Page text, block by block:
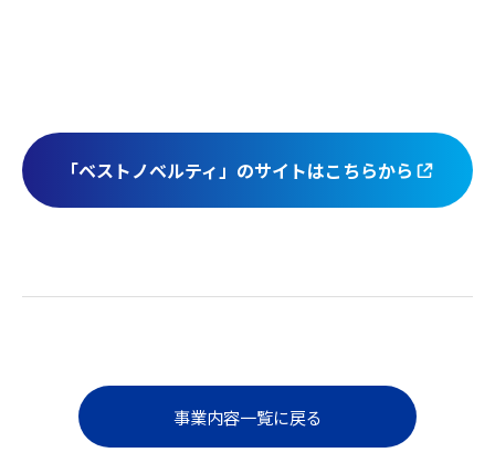
「ベストノベルティ」のサイトはこちらから
事業内容一覧に戻る